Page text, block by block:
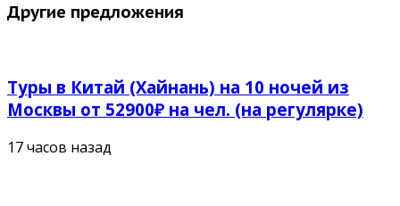
Другие предложения
Туры в Китай (Хайнань) на 10 ночей из
Москвы от 52900₽ на чел. (на регулярке)
17 часов назад